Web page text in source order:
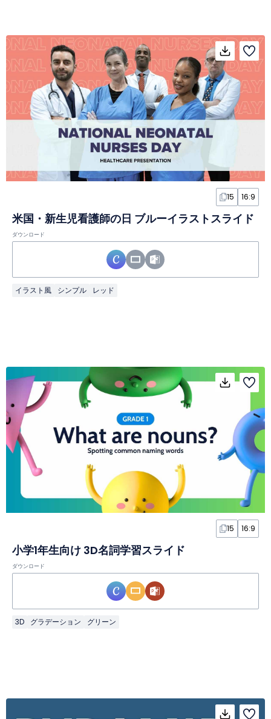
15 16:9
米国・新生児看護師の日 ブルーイラストスライド
ダウンロード
イラスト風 シンプル レッド
15 16:9
小学1年生向け 3D名詞学習スライド
ダウンロード
3D グラデーション グリーン